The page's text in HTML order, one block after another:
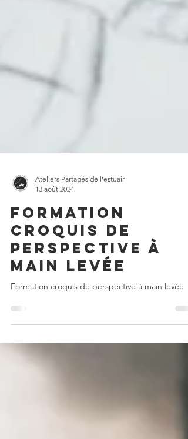
Ateliers Partagés de l'estuair
13 août 2024
Formation
croquis de
perspective à
main levée